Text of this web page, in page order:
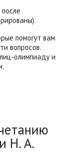
помогут вам
вопросов.
олимпиаду и
Н. А.